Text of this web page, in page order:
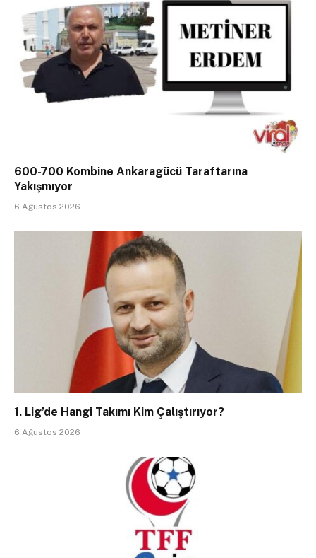
600-700 Kombine Ankaragücü Taraftarına
Yakışmıyor
6 Ağustos 2026
1. Lig’de Hangi Takımı Kim Çalıştırıyor?
6 Ağustos 2026